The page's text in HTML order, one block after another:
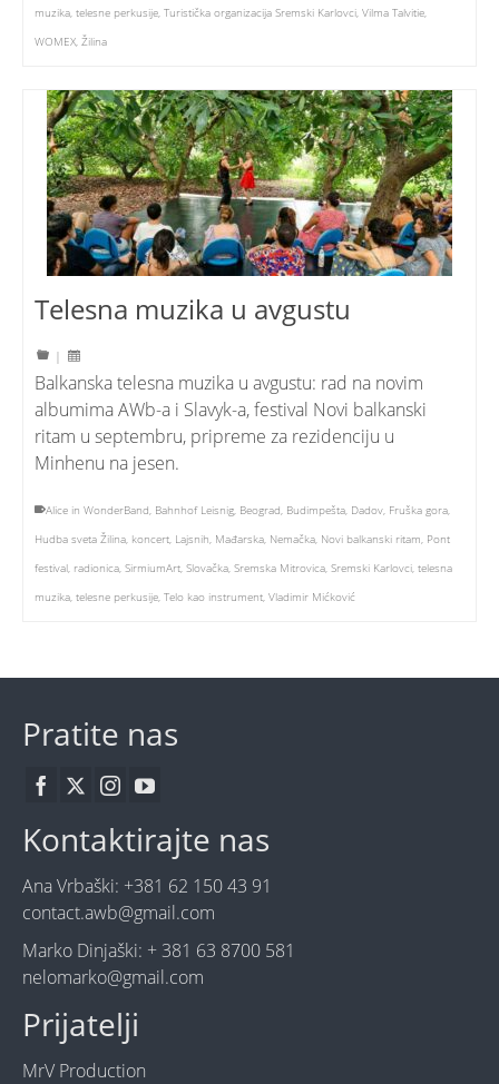
muzika, telesne perkusije, Turistička organizacija Sremski Karlovci, Vilma Talvitie,
WOMEX, Žilina
Telesna muzika u avgustu
|
Balkanska telesna muzika u avgustu: rad na novim
albumima AWb-a i Slavyk-a, festival Novi balkanski
ritam u septembru, pripreme za rezidenciju u
Minhenu na jesen.
Alice in WonderBand, Bahnhof Leisnig, Beograd, Budimpešta, Dadov, Fruška gora,
Hudba sveta Žilina, koncert, Lajsnih, Mađarska, Nemačka, Novi balkanski ritam, Pont
festival, radionica, SirmiumArt, Slovačka, Sremska Mitrovica, Sremski Karlovci, telesna
muzika, telesne perkusije, Telo kao instrument, Vladimir Mićković
Pratite nas
Kontaktirajte nas
Ana Vrbaški: +381 62 150 43 91
contact.awb@gmail.com
Marko Dinjaški: + 381 63 8700 581
nelomarko@gmail.com
Prijatelji
MrV Production